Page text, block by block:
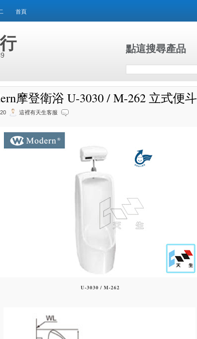
首頁
點這搜尋產品
摩登衛浴 U-3030 / M-262 立式便斗
這裡有天生客服
U-3030 / M-262